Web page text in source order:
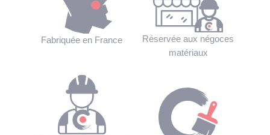
Fabriquée en France
Réservée aux négoces
matériaux